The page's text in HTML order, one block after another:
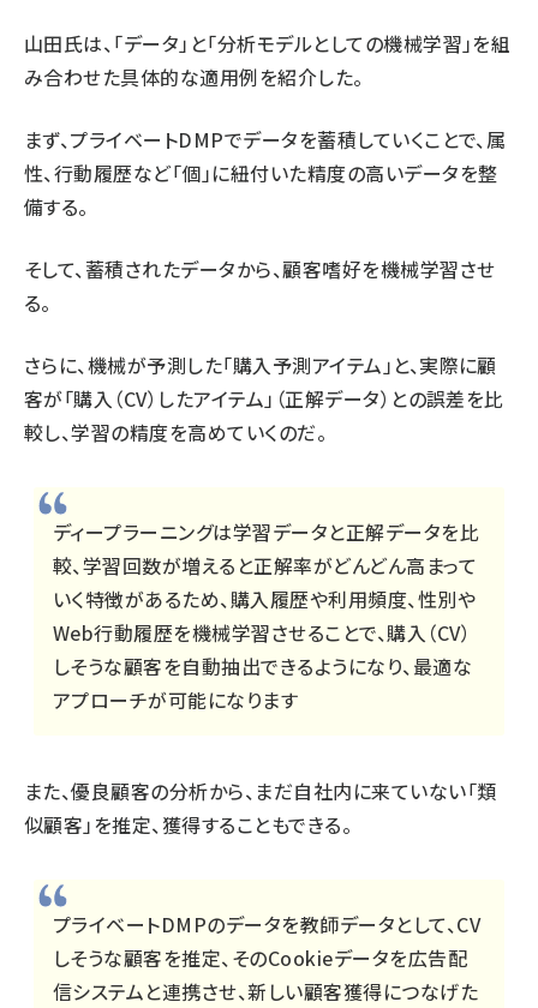
山田氏は、「データ」と「分析モデルとしての機械学習」を組
み合わせた具体的な適用例を紹介した。
まず、プライベートDMPでデータを蓄積していくことで、属
性、行動履歴など「個」に紐付いた精度の高いデータを整
備する。
そして、蓄積されたデータから、顧客嗜好を機械学習させ
る。
さらに、機械が予測した「購入予測アイテム」と、実際に顧
客が「購入（CV）したアイテム」（正解データ）との誤差を比
較し、学習の精度を高めていくのだ。
ディープラーニングは学習データと正解データを比
較、学習回数が増えると正解率がどんどん高まって
いく特徴があるため、購入履歴や利用頻度、性別や
Web行動履歴を機械学習させることで、購入（CV）
しそうな顧客を自動抽出できるようになり、最適な
アプローチが可能になります
また、優良顧客の分析から、まだ自社内に来ていない「類
似顧客」を推定、獲得することもできる。
プライベートDMPのデータを教師データとして、CV
しそうな顧客を推定、そのCookieデータを広告配
信システムと連携させ、新しい顧客獲得につなげた